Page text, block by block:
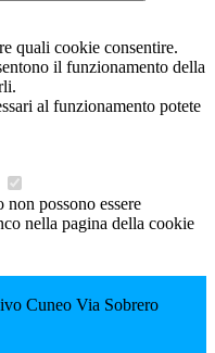
quali cookie consentire.
il funzionamento della
al funzionamento potete
possono essere
nella pagina della cookie
Cuneo Via Sobrero